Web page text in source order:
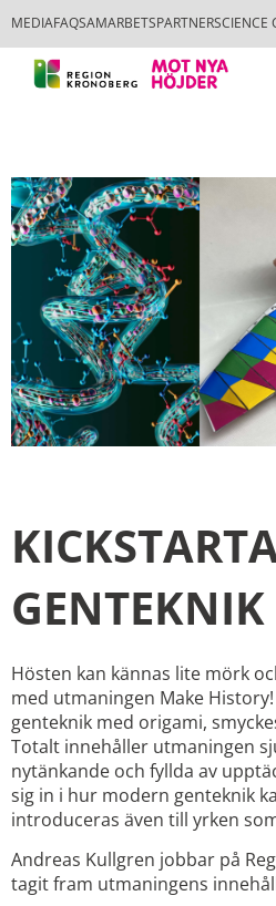
MEDIAFAQSAMARBETSPARTNERSCIENCE
GENTEKNIK
Hösten kan kännas lite mörk
med utmaningen Make
genteknik med origami,
Totalt innehåller utmaningen
nytänkande och fyllda av
sig in i hur modern genteknik
introduceras även till yrken
Andreas Kullgren jobbar på
tagit fram utmaningens